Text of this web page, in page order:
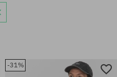
-31%